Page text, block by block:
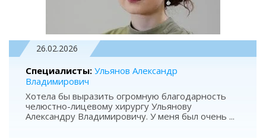
26.02.2026
Специалисты: Ульянов Александр
Владимирович
Хотела бы выразить огромную благодарность
челюстно-лицевому хирургу Ульянову
Александру Владимировичу. У меня был очень ...